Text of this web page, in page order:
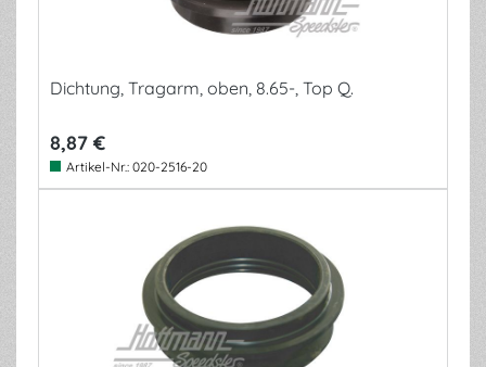
Dichtung, Tragarm, oben, 8.65-, Top Q.
8,87 €
Artikel-Nr.: 020-2516-20